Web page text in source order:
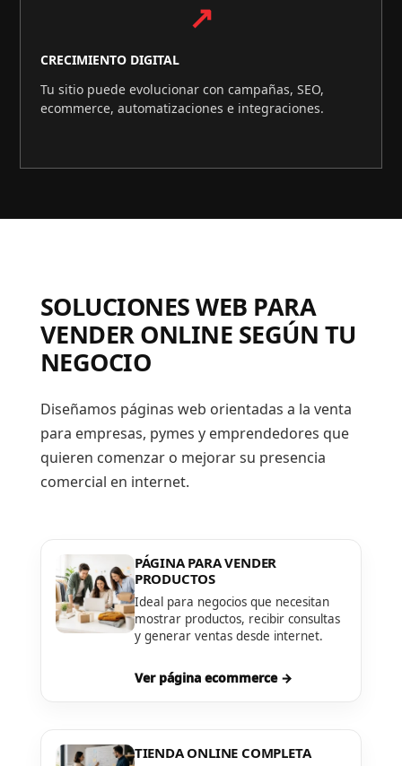
↗
CRECIMIENTO DIGITAL
Tu sitio puede evolucionar con campañas, SEO,
ecommerce, automatizaciones e integraciones.
SOLUCIONES WEB PARA
VENDER ONLINE SEGÚN TU
NEGOCIO
Diseñamos páginas web orientadas a la venta
para empresas, pymes y emprendedores que
quieren comenzar o mejorar su presencia
comercial en internet.
PÁGINA PARA VENDER
PRODUCTOS
Ideal para negocios que necesitan
mostrar productos, recibir consultas
y generar ventas desde internet.
Ver página ecommerce →
TIENDA ONLINE COMPLETA